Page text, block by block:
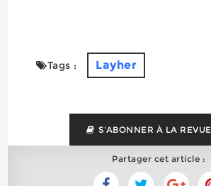
Tags : Layher
S'ABONNER À LA REVUE
Partager cet article :